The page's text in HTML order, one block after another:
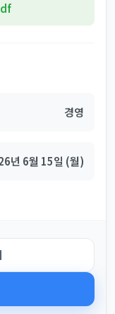
경영
년 6월 15일 (월)